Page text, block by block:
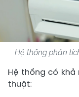
Hệ thống phân
Hệ thống có
thuật: